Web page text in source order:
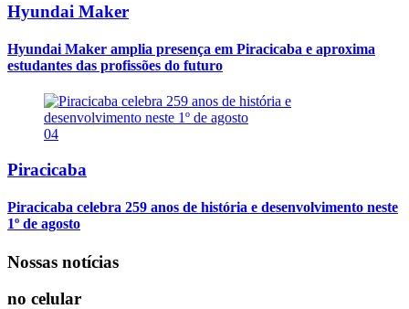
Hyundai Maker
Hyundai Maker amplia presença em Piracicaba e aproxima
estudantes das profissões do futuro
04
Piracicaba
Piracicaba celebra 259 anos de história e desenvolvimento neste
1º de agosto
Nossas notícias
no celular